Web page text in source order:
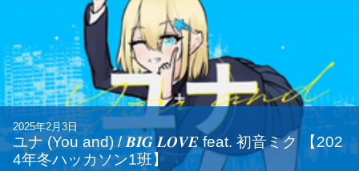
2025年2月3日
ユナ (You and) / 𝑩𝑰𝑮 𝑳𝑶𝑽𝑬 feat. 初音ミク 【202
4年冬ハッカソン1班】